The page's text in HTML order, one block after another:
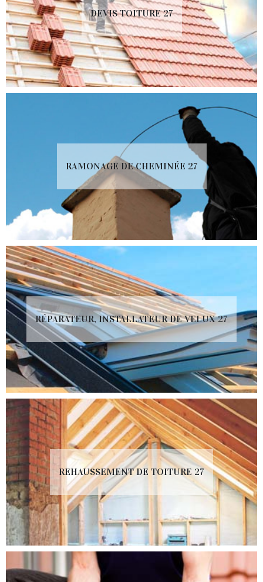
DEVIS TOITURE 27
RAMONAGE DE CHEMINÉE 27
RÉPARATEUR, INSTALLATEUR DE VELUX 27
REHAUSSEMENT DE TOITURE 27